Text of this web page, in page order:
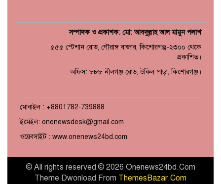
সম্পাদক ও প্রকাশক: মো: আবদুল্লাহ আল মামুন পলাশ
৫৫৫ স্টেশান রোড, গৌরাঙ্গ বাজার, কিশোরগঞ্জ-২৩০০ থেকে
প্রকাশিত।
অফিস: ৮৮৮ নীলগঞ্জ রোড, উকিল পাড়া, কিশোরগঞ্জ।
মোবাইল : +8801782-739888
ইমেইল: onenewsdesk@gmail.com
ওয়েবসাইট : www.onenews24bd.com
© All rights reserved © 2026 Onenews24bd.Com
Theme Dwonload From ThemesBazar.Com